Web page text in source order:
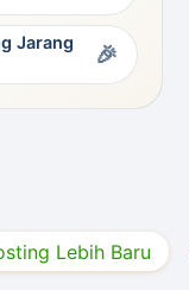
Jarang
Lebih Baru